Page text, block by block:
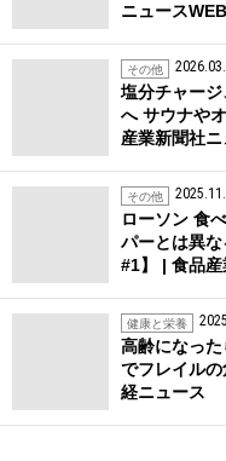
ニュースWEB
その他
塩分チャージ
へ サウナや
産業新聞社
その他
ローソン 食
パーとは異
#1】 | 食品
健康と栄養
高齢になっ
でフレイル
経ニュース